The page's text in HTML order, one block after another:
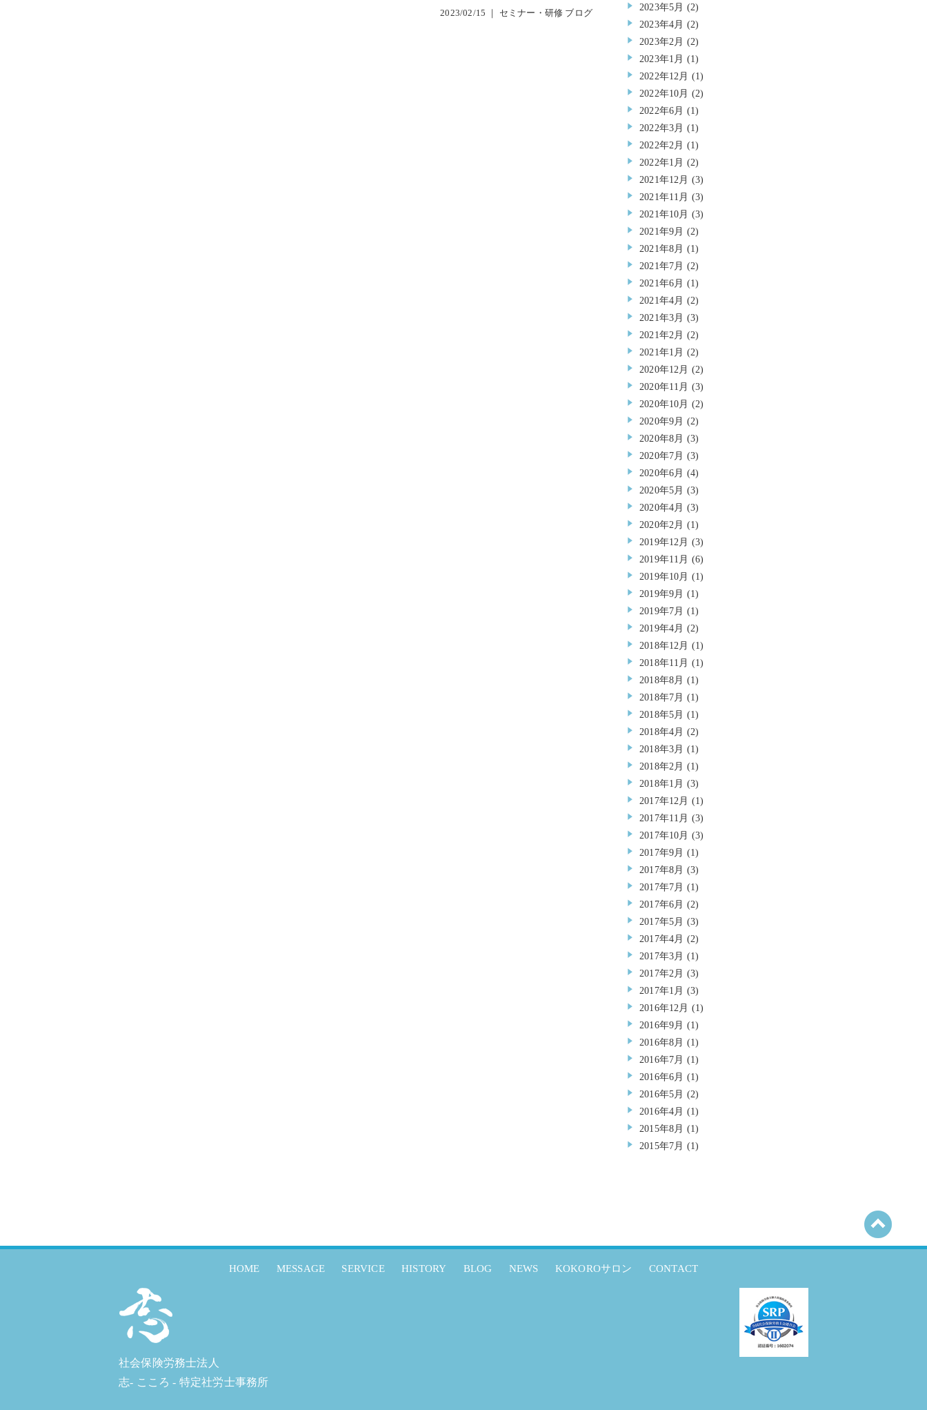
2023/02/15 ｜ セミナー・研修 ブログ
2023年5月 (2)
2023年4月 (2)
2023年2月 (2)
2023年1月 (1)
2022年12月 (1)
2022年10月 (2)
2022年6月 (1)
2022年3月 (1)
2022年2月 (1)
2022年1月 (2)
2021年12月 (3)
2021年11月 (3)
2021年10月 (3)
2021年9月 (2)
2021年8月 (1)
2021年7月 (2)
2021年6月 (1)
2021年4月 (2)
2021年3月 (3)
2021年2月 (2)
2021年1月 (2)
2020年12月 (2)
2020年11月 (3)
2020年10月 (2)
2020年9月 (2)
2020年8月 (3)
2020年7月 (3)
2020年6月 (4)
2020年5月 (3)
2020年4月 (3)
2020年2月 (1)
2019年12月 (3)
2019年11月 (6)
2019年10月 (1)
2019年9月 (1)
2019年7月 (1)
2019年4月 (2)
2018年12月 (1)
2018年11月 (1)
2018年8月 (1)
2018年7月 (1)
2018年5月 (1)
2018年4月 (2)
2018年3月 (1)
2018年2月 (1)
2018年1月 (3)
2017年12月 (1)
2017年11月 (3)
2017年10月 (3)
2017年9月 (1)
2017年8月 (3)
2017年7月 (1)
2017年6月 (2)
2017年5月 (3)
2017年4月 (2)
2017年3月 (1)
2017年2月 (3)
2017年1月 (3)
2016年12月 (1)
2016年9月 (1)
2016年8月 (1)
2016年7月 (1)
2016年6月 (1)
2016年5月 (2)
2016年4月 (1)
2015年8月 (1)
2015年7月 (1)
HOME MESSAGE SERVICE HISTORY BLOG NEWS KOKOROサロン CONTACT
社会保険労務士法人
志- こころ - 特定社労士事務所